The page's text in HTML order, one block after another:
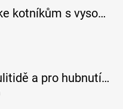
Masážní legíny ke kotníkům s vysokým pasem
z 5 hvězdiček.
Legíny proti celulitidě a pro hubnutí pomocí FIR efektu
z 5 hvězdiček.